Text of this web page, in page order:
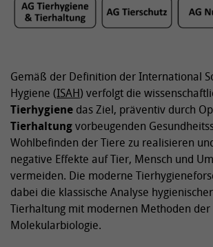
Gemäß der Definition der International
Hygiene (ISAH) verfolgt die
Tierhygiene das Ziel, präventiv durch
Tierhaltungvorbeugenden
Wohlbefinden der Tiere zu realisieren
negative Effekte auf Tier, Mensch und
vermeiden. Die moderne
dabei die klassische Analyse
Tierhaltung mit modernen Methoden der
Molekularbiologie.